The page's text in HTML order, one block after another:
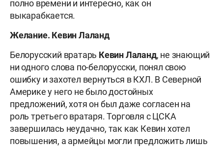
полно времени и интересно, как он
выкарабкается.
Желание. Кевин Лаланд
Белорусский вратарь КевинЛаланд, не знающий
ни одного слова по-белорусски, понял свою
ошибку и захотел вернуться в КХЛ. В Северной
Америке у него не было достойных
предложений, хотя он был даже согласен на
роль третьего вратаря. Торговля с ЦСКА
завершилась неудачно, так как Кевин хотел
повышения, а армейцы могли предложить лишь